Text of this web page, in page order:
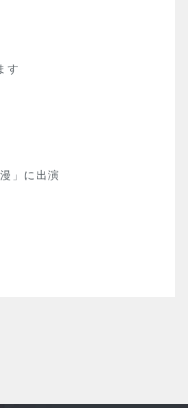
す
」に出演